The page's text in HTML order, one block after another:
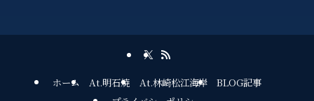
ホーム At.明石焼 At.林崎松江海岸
BLOG記事